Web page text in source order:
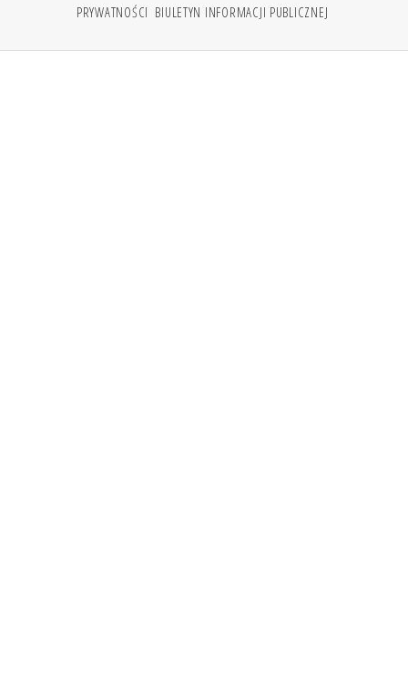
PRYWATNOŚCI BIULETYN INFORMACJI PUBLICZNEJ